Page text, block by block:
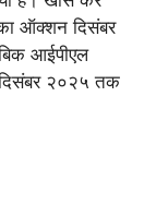
ऑक्शन दिसंबर
आईपीएल
२०२५ तक